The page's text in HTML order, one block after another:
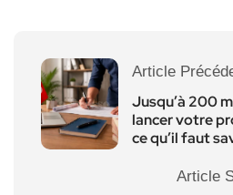
Article
Jusqu’à 200
lancer votre
ce qu’il faut
Article